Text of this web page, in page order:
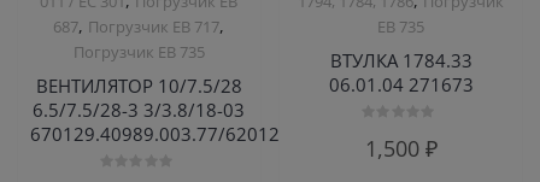
687, Погрузчик ЕВ 717,
Погрузчик ЕВ 735
ВЕНТИЛЯТОР 10/7.5/28
6.5/7.5/28-3 3/3.8/18-03
670129.40989.003.77/620129.408834.012.79
ЕВ 735
ВТУЛКА 1784.33
06.01.04 271673
01,500 ₽